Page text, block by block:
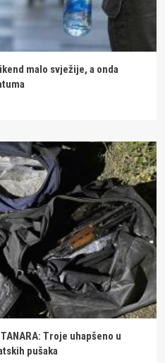
malo svježije, a onda
Troje uhapšeno u
pušaka